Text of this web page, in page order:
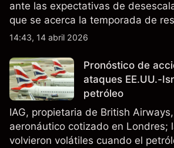
ante las expectativas de
que se acerca la temporada de
14:43, 14 abril 2026
Pronóstico de
ataques EE.UU.-
petróleo
IAG, propietaria de British
aeronáutico cotizado en Londres;
volvieron volátiles cuando el